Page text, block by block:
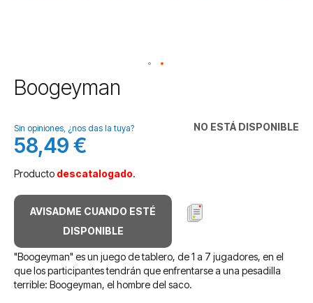
Saltar
al
de
la
galería
imágenes
Boogeyman
NO ESTÁ DISPONIBLE
Sin opiniones, ¿nos das la tuya?
58,49 €
Producto descatalogado.
AVISADME CUANDO ESTÉ
DISPONIBLE
"Boogeyman" es un juego de tablero, de 1 a 7 jugadores, en el
que los participantes tendrán que enfrentarse a una pesadilla
terrible: Boogeyman, el hombre del saco.